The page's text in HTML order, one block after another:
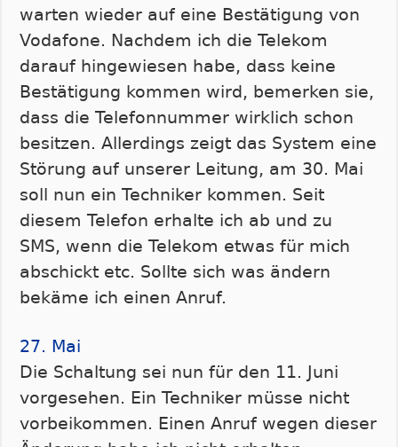
warten wieder auf eine Bestätigung von
Vodafone. Nachdem ich die Telekom
darauf hingewiesen habe, dass keine
Bestätigung kommen wird, bemerken sie,
dass die Telefonnummer wirklich schon
besitzen. Allerdings zeigt das System eine
Störung auf unserer Leitung, am 30. Mai
soll nun ein Techniker kommen. Seit
diesem Telefon erhalte ich ab und zu
SMS, wenn die Telekom etwas für mich
abschickt etc. Sollte sich was ändern
bekäme ich einen Anruf.
27. Mai
Die Schaltung sei nun für den 11. Juni
vorgesehen. Ein Techniker müsse nicht
vorbeikommen. Einen Anruf wegen dieser